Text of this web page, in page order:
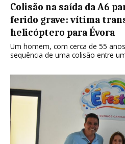
Colisão na saída da A6
ferido grave: vítima
helicóptero para Évora
Um homem, com cerca de 55
sequência de uma colisão entre